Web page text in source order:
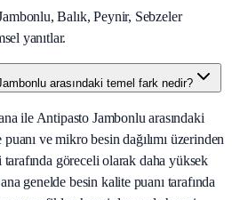
Balık, Peynir, Sebzeler
yanıtlar.
arasındaki temel fark nedir?
ile Antipasto Jambonlu arasındaki
ve mikro besin dağılımı üzerinden
göreceli olarak daha yüksek
genelde besin kalite puanı tarafında